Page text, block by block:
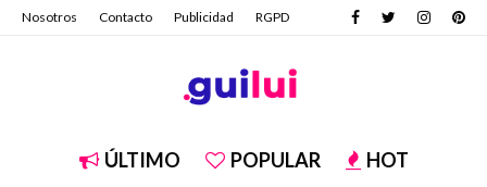
Nosotros Contacto Publicidad RGPD
ÚLTIMO POPULAR HOT